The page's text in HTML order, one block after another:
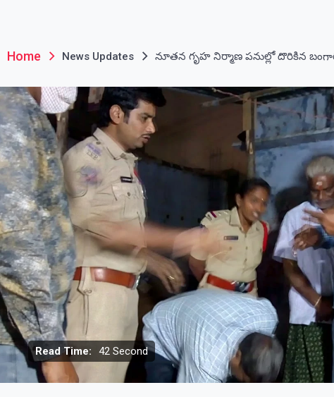
Home News Updates నూతన గృహ నిర్మాణ పనుల్లో దొరికిన
Read Time: 42 Second